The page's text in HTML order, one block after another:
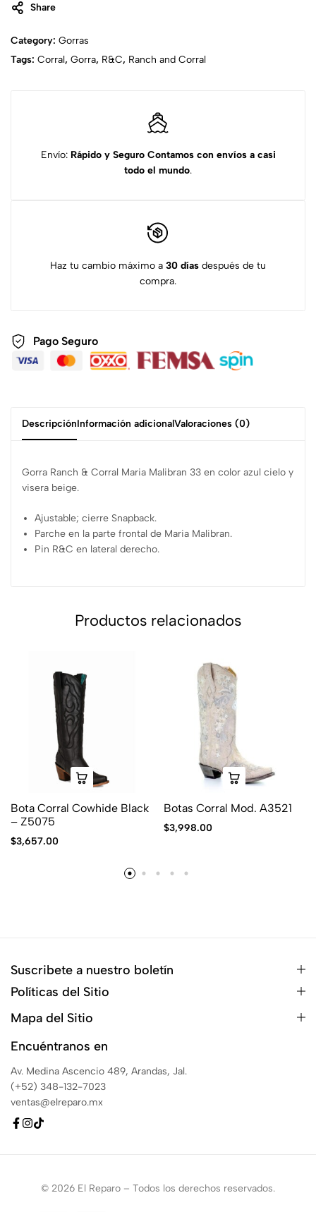
Share
Category: Gorras
Tags: Corral, Gorra, R&C, Ranch and Corral
Envío: Rápido y Seguro Contamos con envíos a casi
todo el mundo.
Haz tu cambio máximo a 30 días después de tu
compra.
Pago Seguro
DescripciónInformación adicionalValoraciones (0)
Gorra Ranch & Corral Maria Malibran 33 en color azul cielo y
visera beige.
Ajustable; cierre Snapback.
Parche en la parte frontal de Maria Malibran.
Pin R&C en lateral derecho.
Productos relacionados
Bota Corral Cowhide Black
– Z5075
$3,657.00
Botas Corral Mod. A3521
$3,998.00
Suscribete a nuestro boletín
Políticas del Sitio
Mapa del Sitio
Encuéntranos en
Av. Medina Ascencio 489, Arandas, Jal.
(+52) 348-132-7023
ventas@elreparo.mx
© 2026 El Reparo – Todos los derechos reservados.